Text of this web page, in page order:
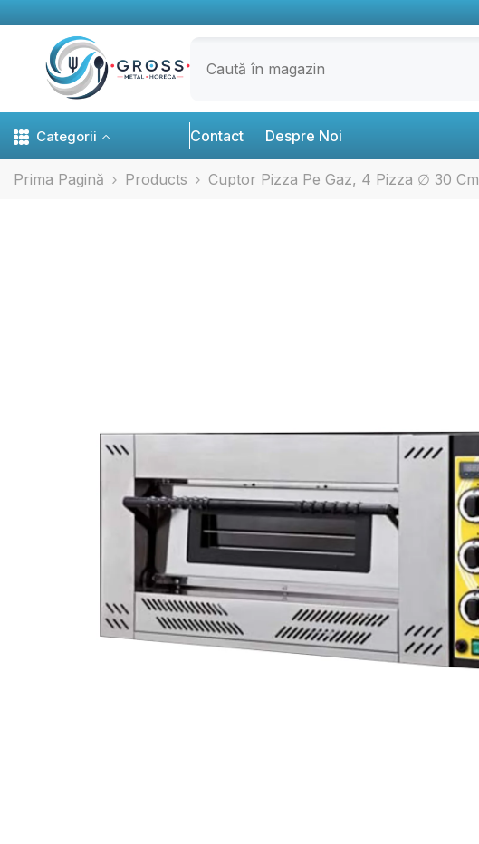
Categorii Contact Despre Noi
Prima Pagină Products Cuptor Pizza Pe Gaz, 4 Pizza ∅ 30 Cm